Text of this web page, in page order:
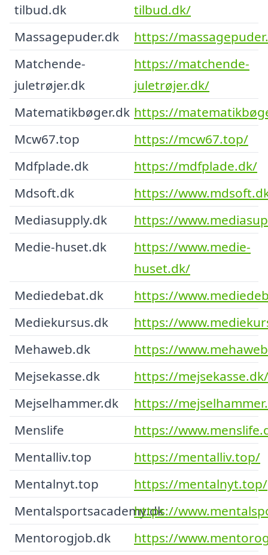
tilbud.dk
tilbud.dk/
Massagepuder.dk
https://
Matchende-
juletrøjer.dk
https://matchende-
juletrøjer.dk/
Matematikbøger.dk https://
Mcw67.top
https://mcw67.top/
Mdfplade.dk
https://mdfplade.dk/
Mdsoft.dk
https://
Mediasupply.dk
https://
Medie-huset.dk
https://www.medie-
huset.dk/
Mediedebat.dk
https://
Mediekursus.dk
https://
Mehaweb.dk
https://
Mejsekasse.dk
https://mejsekasse.dk/
Mejselhammer.dk
https://
Menslife
https://
Mentalliv.top
https://mentalliv.top/
Mentalnyt.top
https://mentalnyt.top/
Mentalsportsacademy.dk
https://
Mentorogjob.dk
https://